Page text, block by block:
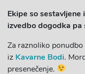
Ekipe so sestavljene
izvedbo dogodka
Za raznoliko
iz Kavarne Bodi.
presenečenje.